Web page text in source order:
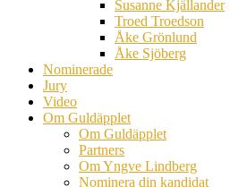
Susanne Kjällander
Troed Troedson
Åke Grönlund
Åke Sjöberg
Nominerade
Jury
Video
Om Guldäpplet
Om Guldäpplet
Partners
Om Yngve Lindberg
Nominera din kandidat